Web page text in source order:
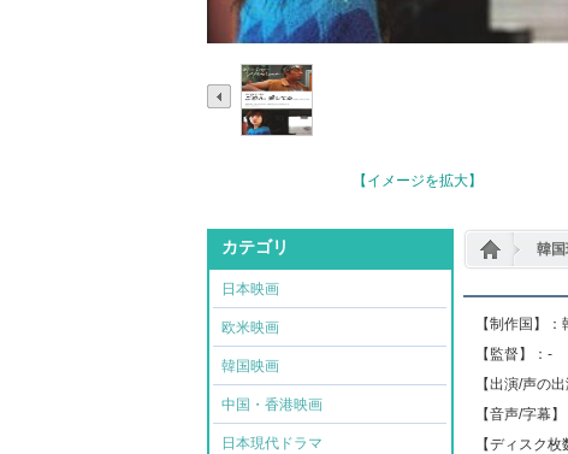
【イメージを拡大】
カテゴリ
日本映画
欧米映画
韓国映画
中国・香港映画
日本現代ドラマ
韓
【制作国】：
【監督】：-
【出演/声の出
【音声/字幕
【ディスク